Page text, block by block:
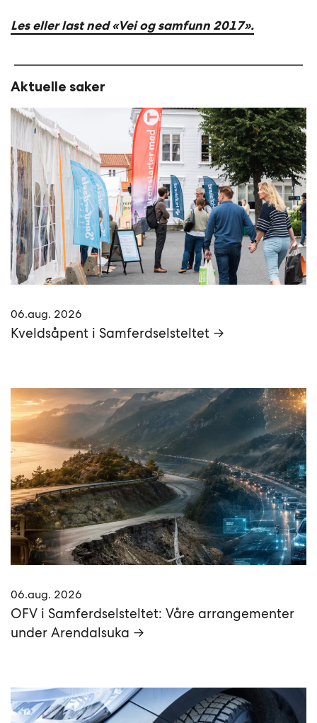
Les eller last ned «Vei og samfunn 2017».
Aktuelle saker
06.aug. 2026
Kveldsåpent i Samferdselsteltet →
06.aug. 2026
OFV i Samferdselsteltet: Våre arrangementer
under Arendalsuka →